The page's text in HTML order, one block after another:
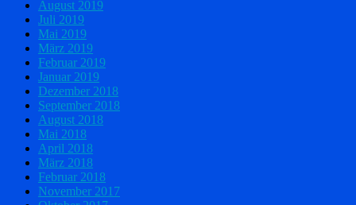
August 2019
Juli 2019
Mai 2019
März 2019
Februar 2019
Januar 2019
Dezember 2018
September 2018
August 2018
Mai 2018
April 2018
März 2018
Februar 2018
November 2017